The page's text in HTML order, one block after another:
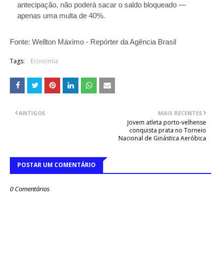
antecipação, não poderá sacar o saldo bloqueado —
apenas uma multa de 40%.
Fonte: Wellton Máximo - Repórter da Agência Brasil
Tags: Economia
MAIS RECENTES
Jovem atleta porto-velhense
conquista prata no Torneio
Nacional de Ginástica Aeróbica
ANTIGOS
POSTAR UM COMENTÁRIO
0 Comentários